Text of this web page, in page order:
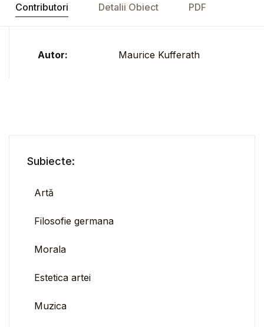
Contributori Detalii Obiect PDF
Autor: Maurice Kufferath
Subiecte:
Artă
Filosofie germana
Morala
Estetica artei
Muzica